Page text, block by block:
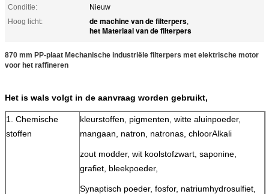
Conditie:
Nieuw
Hoog licht:
de machine van de filterpers,
het Materiaal van de filterpers
870 mm PP-plaat Mechanische industriële filterpers met elektrische motor
voor het raffineren
Het is wals volgt in de aanvraag worden gebruikt,
1. Chemische
stoffen
kleurstoffen, pigmenten, witte aluinpoeder,
mangaan, natron, natronas, chloorAlkali
zout modder, wit koolstofzwart, saponine,
grafiet, bleekpoeder,
Synaptisch poeder, fosfor, natriumhydrosulfiet,